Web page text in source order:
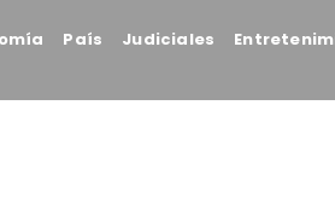
País Judiciales